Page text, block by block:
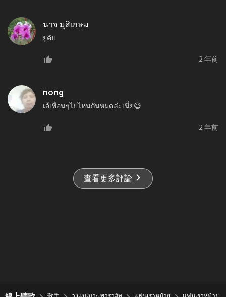
นาจ มุสิเกษม
ยูคับ
2 年前
nong
เอ้เพื่อนๆไปไหนกันหมดล่ะเนี่ย😅
2 年前
查看更多評論